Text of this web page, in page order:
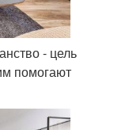
- цель
помогают